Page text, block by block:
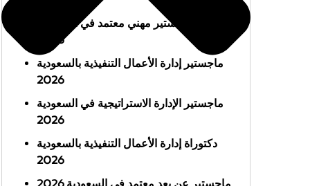
أفضل ماجستير مهني معتمد في السعودية
2026
ماجستير إدارة الأعمال التنفيذية بالسعودية
2026
ماجستير الإدارة الاستراتيجية في السعودية
2026
دكتوراة إدارة الأعمال التنفيذية بالسعودية
2026
ماجستير عن بعد معتمد في السعودية 2026